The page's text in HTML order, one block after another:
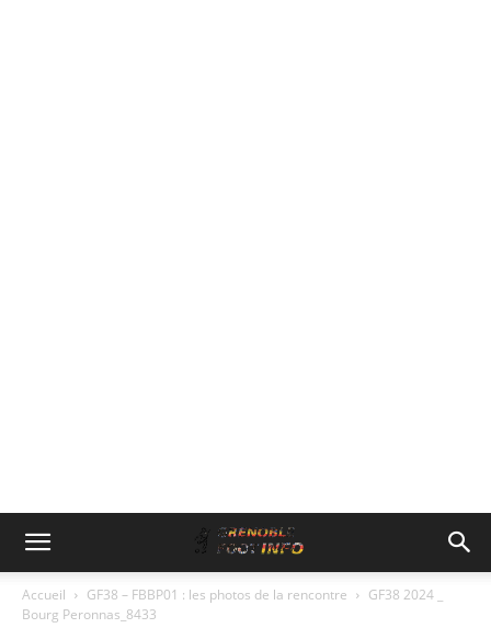
Accueil GF38 – FBBP01 : les photos de la rencontre
GF38 2024 _
Bourg Peronnas_8433